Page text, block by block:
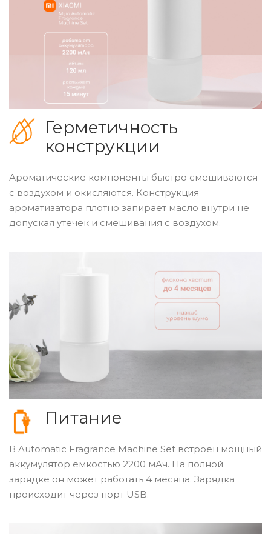
Герметичность
конструкции
Ароматические компоненты быстро смешиваются
с воздухом и окисляются. Конструкция
ароматизатора плотно запирает масло внутри не
допуская утечек и смешивания с воздухом.
Питание
В Automatic Fragrance Machine Set встроен мощный
аккумулятор емкостью 2200 мАч. На полной
зарядке он может работать 4 месяца. Зарядка
происходит через порт USB.